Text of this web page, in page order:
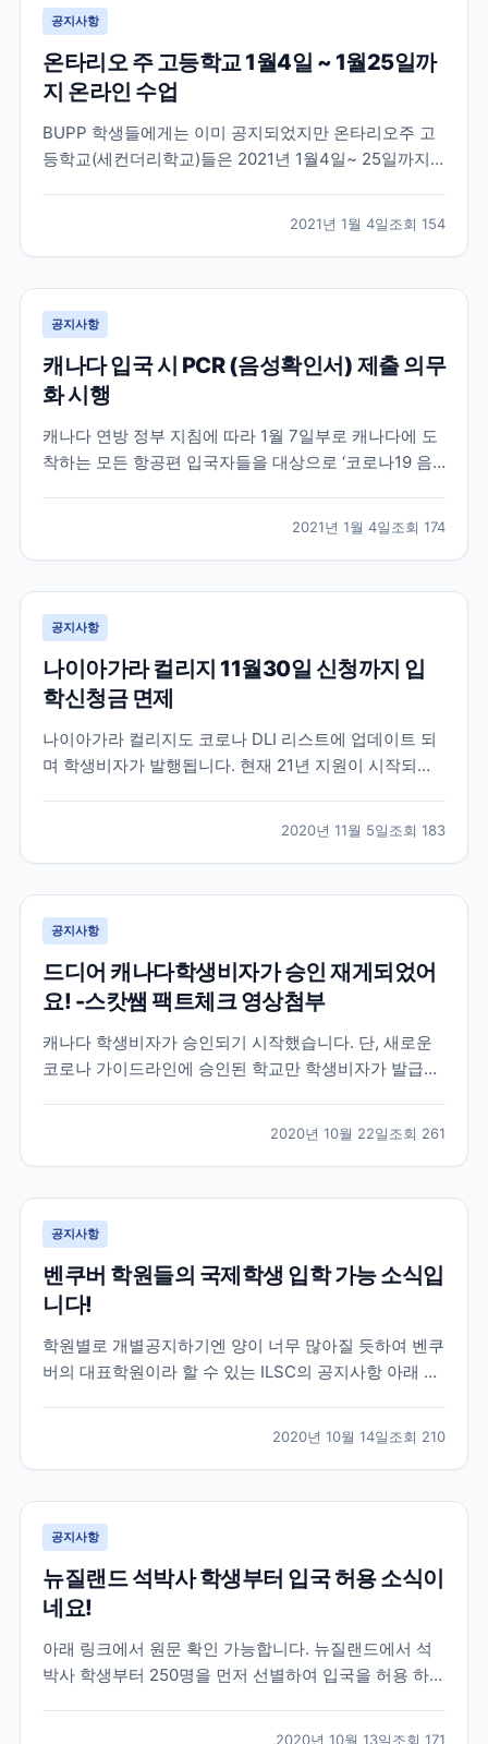
공지사항
온타리오 주 고등학교 1월4일 ~ 1월25일까
지 온라인 수업
BUPP 학생들에게는 이미 공지되었지만 온타리오주 고
등학교(세컨더리학교)들은 2021년 1월4일~ 25일까지
2021년 1월 4일조회 154
공지사항
캐나다 입국 시 PCR (음성확인서) 제출 의무
화 시행
캐나다 연방 정부 지침에 따라 1월 7일부로 캐나다에 도
착하는 모든 항공편 입국자들을 대상으로 ‘코로나19 음
입국자는 출국 국가에서 출국 72시간 이내(3일) COVID-
19 (PCR) 검사를 받고 영문 음성...
2021년 1월 4일조회 174
공지사항
나이아가라 컬리지 11월30일 신청까지 입
학신청금 면제
나이아가라 컬리지도 코로나 DLI 리스트에 업데이트 되
며 학생비자가 발행됩니다. 현재 21년 지원이 시작되었
2020년 11월 5일조회 183
공지사항
드디어 캐나다학생비자가 승인 재게되었어
요! -스캇쌤 팩트체크 영상첨부
캐나다 학생비자가 승인되기 시작했습니다. 단, 새로운
코로나 가이드라인에 승인된 학교만 학생비자가 발급됩
2020년 10월 22일조회 261
공지사항
벤쿠버 학원들의 국제학생 입학 가능 소식입
니다!
학원별로 개별공지하기엔 양이 너무 많아질 듯하여 벤쿠
버의 대표학원이라 할 수 있는 ILSC의 공지사항 아래 첨
위한 새로운 DLI넘버의 발표가 시작되고 있습니다. 벤쿠
버에 많은 학원 및 교육기관들이 현재 심사중이거나 심...
2020년 10월 14일조회 210
공지사항
뉴질랜드 석박사 학생부터 입국 허용 소식이
네요!
아래 링크에서 원문 확인 가능합니다. 뉴질랜드에서 석
박사 학생부터 250명을 먼저 선별하여 입국을 허용 하겠
2020년 10월 13일조회 171